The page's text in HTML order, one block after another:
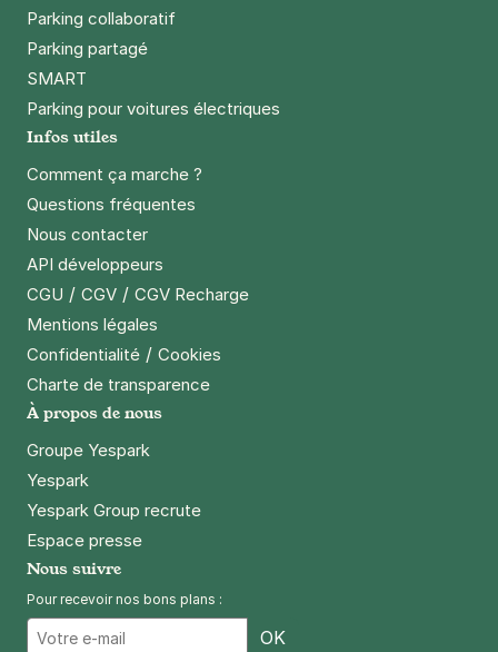
Parking collaboratif
Parking partagé
SMART
Parking pour voitures électriques
Infos utiles
Comment ça marche ?
Questions fréquentes
Nous contacter
API développeurs
CGU / CGV / CGV Recharge
Mentions légales
Confidentialité / Cookies
Charte de transparence
À propos de nous
Groupe Yespark
Yespark
Yespark Group recrute
Espace presse
Nous suivre
Pour recevoir nos bons plans :
OK